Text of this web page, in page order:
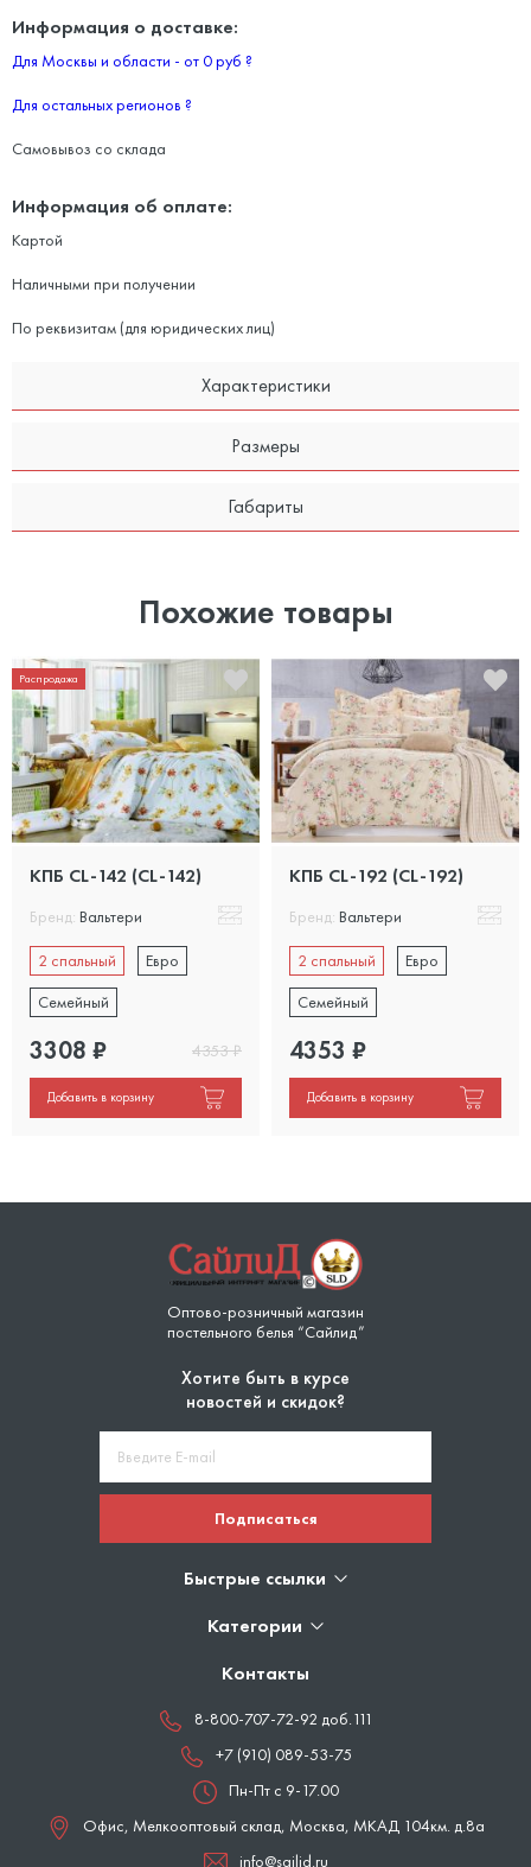
Информация о доставке:
Для Москвы и области - от 0 руб ?
Для остальных регионов ?
Самовывоз со склада
Информация об оплате:
Картой
Наличными при получении
По реквизитам (для юридических лиц)
Характеристики
Размеры
Габариты
Похожие товары
Распродажа
КПБ CL-142 (CL-142)
Бренд: Вальтери
2 спальный
Евро
Семейный
3308 ₽ 4353₽
Добавить в корзину
КПБ CL-192 (CL-192)
Бренд: Вальтери
2 спальный
Евро
Семейный
4353 ₽
Добавить в корзину
Оптово-розничный магазин
постельного белья “Сайлид”
Хотите быть в курсе
новостей и скидок?
Подписаться
Быстрые ссылки
Категории
Контакты
8-800-707-72-92 доб.111
+7 (910) 089-53-75
Пн-Пт с 9-17.00
Офис, Мелкооптовый склад, Москва, МКАД 104км. д.8а
info@sailid.ru